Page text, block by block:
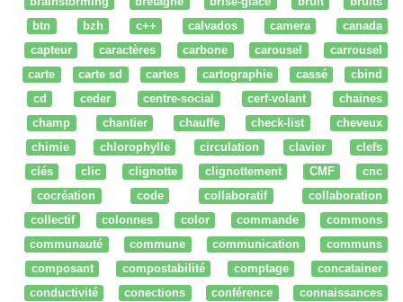
btn
bzh c++ calvados camera
canada
capteur
caractères carbone carousel
carrousel
carte
carte sd cartes cartographie cassé
cbind
cd
ceder centre-social cerf-volant
chaines
champ
chantier chauffe check-list
cheveux
chimie
chlorophylle circulation clavier
clefs
clés
clic clignotte clignottement CMF
cnc
cocréation
code collaboratif
collaboration
collectif
colonnes color commande
commons
communauté
commune communication
communs
composant
compostabilité comptage
concatainer
conductivité
conections conférence
connaissances